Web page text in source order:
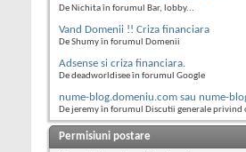
De Nichita în forumul Bar, lobby...
Vand Domenii !! Criza financiara
De Shumy în forumul Domenii
Adsense si criza financiara.
De deadworldisee în forumul Google
nume-blog.domeniu.com sau nume-
De jeremy în forumul Discutii generale privind
Permisiuni postare